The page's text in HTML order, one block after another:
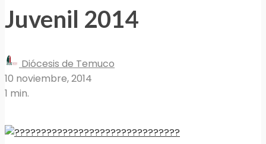
Juvenil 2014
Diócesis de Temuco
10 noviembre, 2014
1 min.